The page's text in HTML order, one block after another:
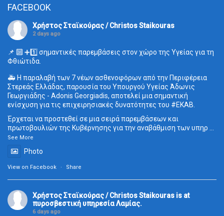
FACEBOOK
Χρήστος Σταϊκούρας / Christos Staikouras
2 days ago
📌 🔟 ➕1️⃣ σημαντικές παρεμβάσεις στον χώρο της Υγείας για τη
Φθιώτιδα.
🚑 Η παραλαβή των 7 νέων ασθενοφόρων από την Περιφέρεια
Στερεάς Ελλάδας, παρουσία του Υπουργού Υγείας Άδωνις
Γεωργιάδης - Adonis Georgiadis, αποτελεί μια σημαντική
ενίσχυση για τις επιχειρησιακές δυνατότητες του #ΕΚΑΒ.
Έρχεται να προστεθεί σε μια σειρά παρεμβάσεων και
πρωτοβουλιών της Κυβέρνησης για την αναβάθμιση των υπηρ ...
See More
Photo
View on Facebook · Share
Χρήστος Σταϊκούρας / Christos Staikouras is at
πυροσβεστική υπηρεσία Λαμίας.
6 days ago